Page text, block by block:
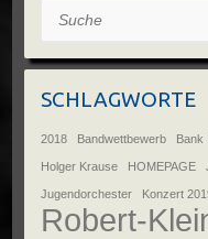
Suche
SCHLAGWORTE
2018 Bandwettbewerb Bank
Holger Krause HOMEPAGE
Jugendorchester Konzert
Robert-